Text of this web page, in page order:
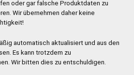
oder gar falsche Produktdaten zu
Wir übernehmen daher keine
automatisch aktualisiert und aus den
Es kann trotzdem zu
Wir bitten dies zu entschuldigen.